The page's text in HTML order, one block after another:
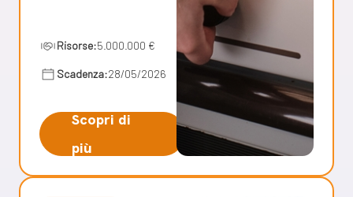
Risorse:5.000.000 €
Scadenza:28/05/2026
Scopri di
più